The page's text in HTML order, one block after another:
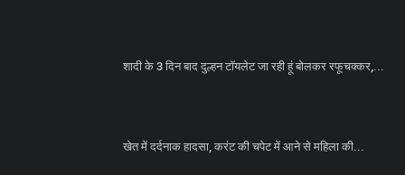
शादी के 3 दिन बाद दुल्हन टॉयलेट जा रही हूं बोलकर रफूचक्कर,...
खेत में दर्दनाक हादसा, करंट की चपेट में आने से महिला की...